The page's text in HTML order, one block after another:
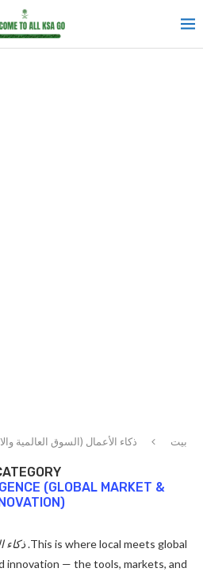
بيت ذكاء الأعمال (السوق العالمية
(GLOBAL MARKET &
This is where local meets global. ذكاء
innovation — the tools, markets, and